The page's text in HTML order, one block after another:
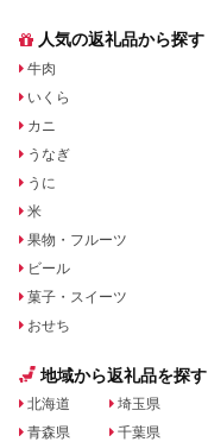
人気の返礼品から探す
牛肉
いくら
カニ
うなぎ
うに
米
果物・フルーツ
ビール
菓子・スイーツ
おせち
地域から返礼品を探す
北海道
青森県
埼玉県
千葉県